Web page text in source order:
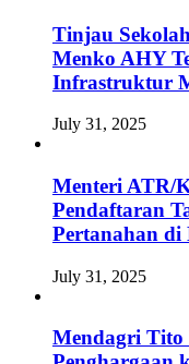
Tinjau
Menko AHY
Infrastruktur
July 31, 2025
Menteri ATR/
Pendaftaran
Pertanahan di
July 31, 2025
Mendagri Tito